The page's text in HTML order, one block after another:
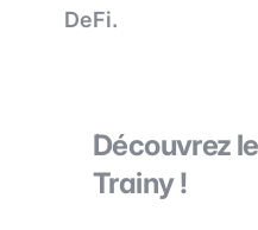
DeFi.
Découvrez
Trainy !